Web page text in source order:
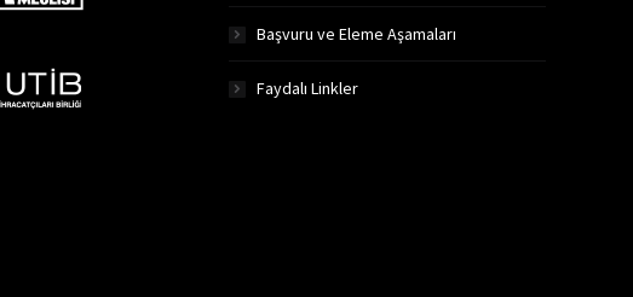
Başvuru ve Eleme Aşamaları
Faydalı Linkler